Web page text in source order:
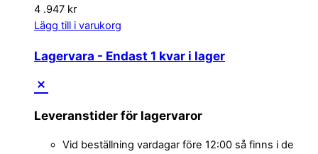
4 .947 kr
Lägg till i varukorg
Lagervara - Endast 1 kvar i lager
Leveranstider för lagervaror
Vid beställning vardagar före 12:00 så finns i de